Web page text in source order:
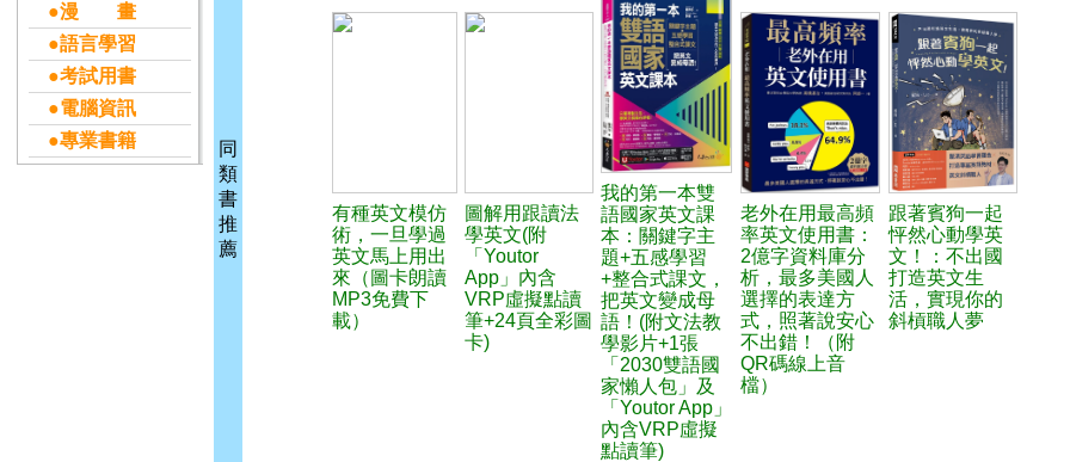
●漫 畫
●語言學習
●考試用書
●電腦資訊
●專業書籍
同
類
書
推
薦
有種英文模仿
術，一旦學過
英文馬上用出
來（圖卡朗讀
MP3免費下
載）
圖解用跟讀法
學英文(附
「Youtor
App」內含
VRP虛擬點讀
筆+24頁全彩圖
卡)
我的第一本雙
語國家英文課
本：關鍵字主
題+五感學習
+整合式課文，
把英文變成母
語！(附文法教
學影片+1張
「2030雙語國
家懶人包」及
「Youtor App」
內含VRP虛擬
點讀筆)
老外在用最高頻
率英文使用書：
2億字資料庫分
析，最多美國人
選擇的表達方
式，照著說安心
不出錯！（附
QR碼線上音
檔）
跟著賓狗一起
怦然心動學英
文！：不出國
打造英文生
活，實現你的
斜槓職人夢